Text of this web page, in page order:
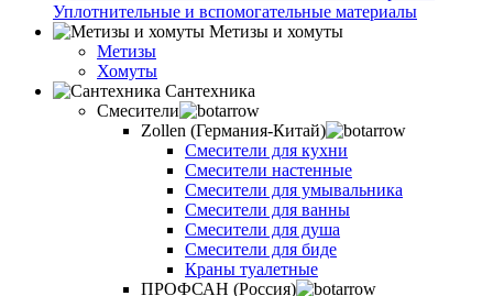
Уплотнительные и вспомогательные материалы
Метизы и хомуты
Метизы
Хомуты
Сантехника
Смесители
Zollen (Германия-Китай)
Смесители для кухни
Смесители настенные
Смесители для умывальника
Смесители для ванны
Смесители для душа
Смесители для биде
Краны туалетные
ПРОФСАН (Россия)